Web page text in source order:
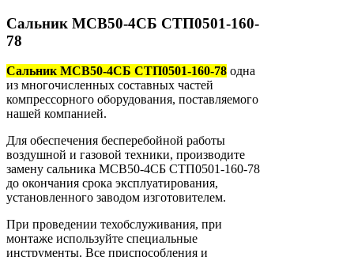
Сальник МСВ50-4СБ СТП0501-160-
78
Сальник МСВ50-4СБ СТП0501-160-78 одна
из многочисленных составных частей
компрессорного оборудования, поставляемого
нашей компанией.
Для обеспечения бесперебойной работы
воздушной и газовой техники, производите
замену сальника МСВ50-4СБ СТП0501-160-78
до окончания срока эксплуатирования,
установленного заводом изготовителем.
При проведении техобслуживания, при
монтаже используйте специальные
инструменты. Все приспособления и